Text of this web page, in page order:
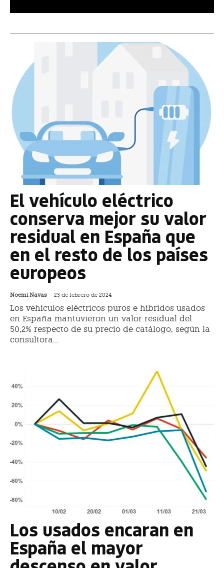
El vehículo eléctrico
conserva mejor su valor
residual en España que
en el resto de los países
europeos
Noemi Navas - 23 de febrero de 2024
Los vehículos eléctricos puros e híbridos usados
en España mantuvieron un valor residual del
50,2% respecto de su precio de catálogo, según la
consultora...
Los usados encaran en
España el mayor